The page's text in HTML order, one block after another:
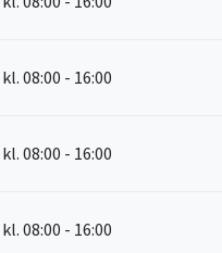
kl. 08:00 - 16:00
kl. 08:00 - 16:00
kl. 08:00 - 16:00